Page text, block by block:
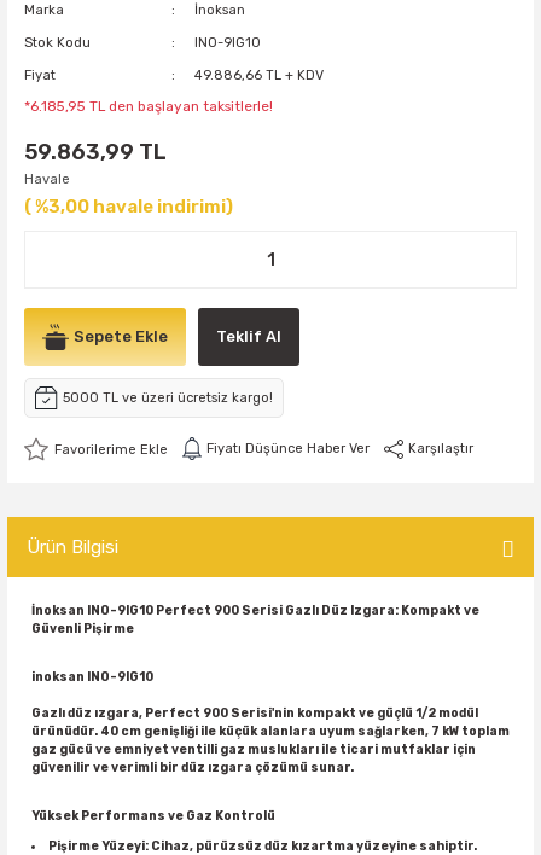
Marka İnoksan
Stok Kodu INO-9IG10
Fiyat 49.886,66 TL + KDV
*6.185,95 TL den başlayan taksitlerle!
59.863,99 TL
Havale
( %3,00 havale indirimi)
Sepete Ekle Teklif Al
5000 TL ve üzeri ücretsiz kargo!
Fiyatı Düşünce Haber Ver Karşılaştır
Ürün Bilgisi
İnoksan INO-9IG10 Perfect 900 Serisi Gazlı Düz Izgara: Kompakt ve
Güvenli Pişirme
inoksan INO-9IG10
Gazlı düz ızgara, Perfect 900 Serisi'nin kompakt ve güçlü 1/2 modül
ürünüdür. 40 cm genişliği ile küçük alanlara uyum sağlarken, 7 kW toplam
gaz gücü ve emniyet ventilli gaz muslukları ile ticari mutfaklar için
güvenilir ve verimli bir düz ızgara çözümü sunar.
Yüksek Performans ve Gaz Kontrolü
Pişirme Yüzeyi: Cihaz, pürüzsüz düz kızartma yüzeyine sahiptir.